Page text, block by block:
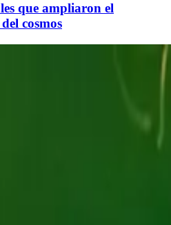
que ampliaron el
cosmos